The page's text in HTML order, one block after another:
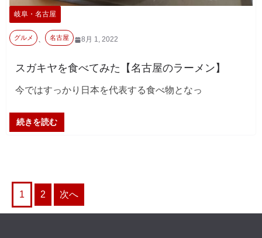
岐阜・名古屋
8月 1, 2022
グルメ 、 名古屋
スガキヤを食べてみた【名古屋のラーメン】
今ではすっかり日本を代表する食べ物となっ
続きを読む
投
稿
1 2 次へ